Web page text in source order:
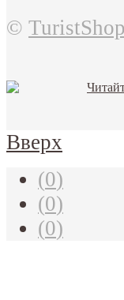
©
Вверх
(0)
(0)
(0)